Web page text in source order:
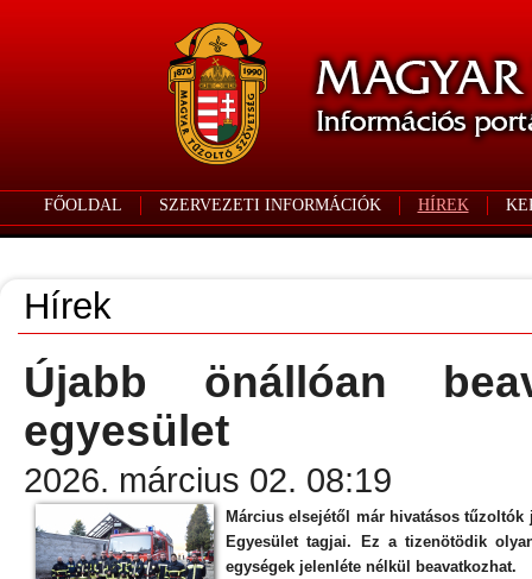
FŐOLDAL SZERVEZETI INFORMÁCIÓK HÍREK
Hírek
Újabb önállóan
egyesület
2026. március 02. 08:19
Március elsejétől már hivatásos
Egyesület tagjai. Ez a tizenötödik
egységek jelenléte nélkül beavatkozhat.